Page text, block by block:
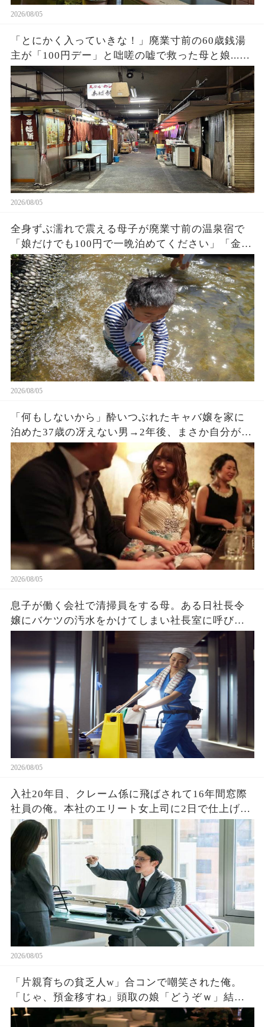
2026/08/05
「とにかく入っていきな！」廃業寸前の60歳銭湯
主が「100円デー」と咄嗟の嘘で救った母と娘...お
店の立ち退き当日、まさかの出来事に…
2026/08/05
全身ずぶ濡れで震える母子が廃業寸前の温泉宿で
「娘だけでも100円で一晩泊めてください」「金な
んかいらない、中に入りな！」→3ヶ月後、まさか
の出来事に…
2026/08/05
「何もしないから」酔いつぶれたキャバ嬢を家に
泊めた37歳の冴えない男→2年後、まさか自分がこ
うなるとは思っていなかった
2026/08/05
息子が働く会社で清掃員をする母。ある日社長令
嬢にバケツの汚水をかけてしまい社長室に呼び出
され→クビを覚悟で息子と部屋に入ると社長令嬢
「ずっと探してました」「え？」
2026/08/05
入社20年目、クレーム係に飛ばされて16年間窓際
社員の俺。本社のエリート女上司に2日で仕上げた
資料を渡すと「あなたがなぜ平社員なの？」→そ
の後、まさかの展開に営業部長の顔が真っ青に…
2026/08/05
「片親育ちの貧乏人w」合コンで嘲笑された俺。
「じゃ、預金移すね」頭取の娘「どうぞｗ」結果
。